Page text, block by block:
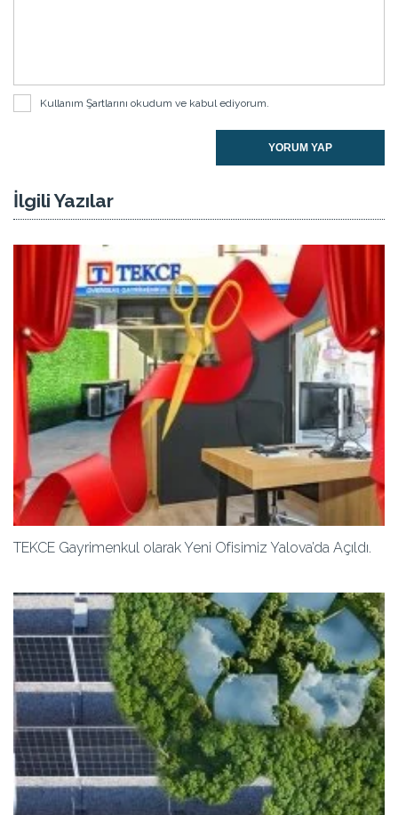
Kullanım Şartlarını okudum ve kabul ediyorum.
YORUM YAP
İlgili Yazılar
TEKCE Gayrimenkul olarak Yeni Ofisimiz Yalova’da Açıldı.